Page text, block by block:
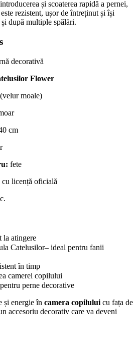
și scoaterea rapidă a pernei,
rezistent, ușor de întreținut și își
după multiple spălări.
decorativă
Flower
moale)
cm
fete
cu licență oficială
la atingere
Catelusilor– ideal pentru fanii
în timp
camerei copilului
perne decorative
și energie în camera copilului cu fața de
accesoriu decorativ care va deveni